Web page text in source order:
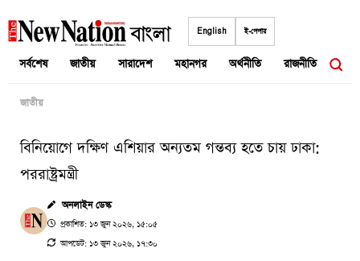
to
English ই-পেপার
সর্বশেষ জাতীয় সারাদেশ মহানগর অর্থনীতি রাজনীতি
জাতীয়
বিনিয়োগে দক্ষিণ এশিয়ার অন্যতম গন্তব্য হতে চায় ঢাকা:
পররাষ্ট্রমন্ত্রী
অনলাইন ডেস্ক
প্রকাশিত: ১৩ জুন ২০২৬, ১৫:০৫
আপডেট: ১৩ জুন ২০২৬, ১৭:৩০